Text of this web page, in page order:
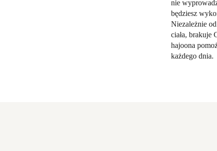
nie
będziesz
Niezależnie
ciała, brakuje
hajoona
każdego dnia.